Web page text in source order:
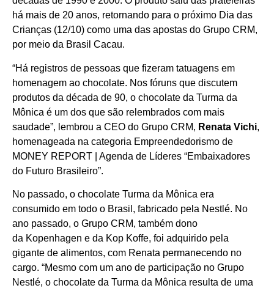
há mais de 20 anos, retornando para o próximo Dia das
Crianças (12/10) como uma das apostas do Grupo CRM,
por meio da Brasil Cacau.
“Há registros de pessoas que fizeram tatuagens em
homenagem ao chocolate. Nos fóruns que discutem
produtos da década de 90, o chocolate da Turma da
Mônica é um dos que são relembrados com mais
saudade”, lembrou a CEO do Grupo CRM, Renata Vichi,
homenageada na categoria Empreendedorismo de
MONEY REPORT | Agenda de Líderes “Embaixadores
do Futuro Brasileiro”.
No passado, o chocolate Turma da Mônica era
consumido em todo o Brasil, fabricado pela Nestlé. No
ano passado, o Grupo CRM, também dono
da Kopenhagen e da Kop Koffe, foi adquirido pela
gigante de alimentos, com Renata permanecendo no
cargo. “Mesmo com um ano de participação no Grupo
Nestlé, o chocolate da Turma da Mônica resulta de uma